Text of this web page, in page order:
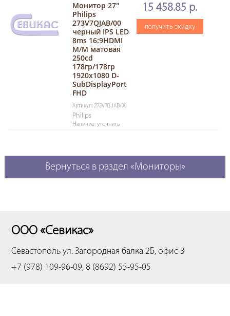
Монитор 27"
Philips
273V7QJAB/00
черный IPS LED
8ms 16:9HDMI
M/M матовая
250cd
178гр/178гр
1920x1080 D-
SubDisplayPort
FHD
Артикул: 273V7QJAB/00
Philips
Наличие: уточнить
15 458.85 р.
получить скидку
Вернуться в раздел «Мониторы»
ООО «Севикас»
Севастополь ул. Загородная балка 2Б, офис 3
+7 (978) 109-96-09, 8 (8692) 55-95-05